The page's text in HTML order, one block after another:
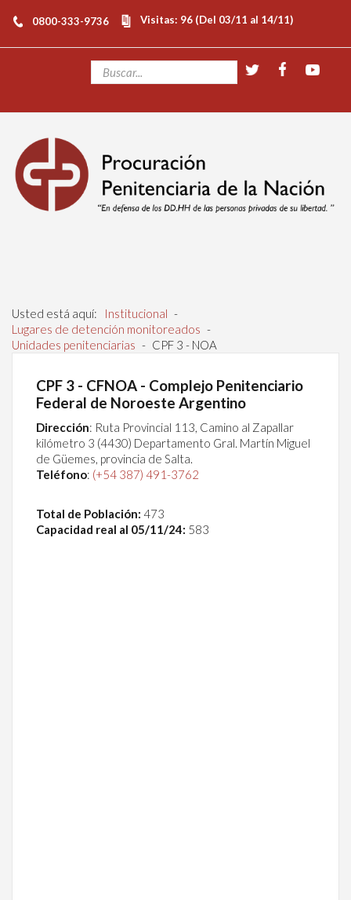
0800-333-9736 Visitas: 96 (Del 03/11 al 14/11)
Usted está aquí: Institucional -
Lugares de detención monitoreados -
Unidades penitenciarias - CPF 3 - NOA
CPF 3 - CFNOA - Complejo Penitenciario
Federal de Noroeste Argentino
Dirección: Ruta Provincial 113, Camino al Zapallar
kilómetro 3 (4430) Departamento Gral. Martín Miguel
de Güemes, provincia de Salta.
Teléfono: (+54 387) 491-3762
Total de Población: 473
Capacidad real al 05/11/24: 583